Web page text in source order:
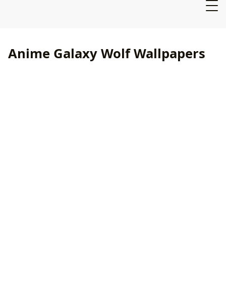
Anime Galaxy Wolf Wallpapers